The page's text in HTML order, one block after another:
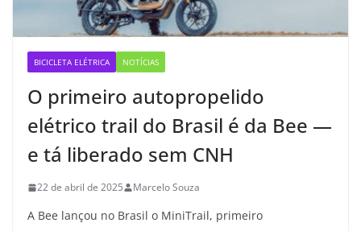
BICICLETA ELÉTRICA NOTÍCIAS
O primeiro autopropelido
elétrico trail do Brasil é da Bee —
e tá liberado sem CNH
22 de abril de 2025 Marcelo Souza
A Bee lançou no Brasil o MiniTrail, primeiro